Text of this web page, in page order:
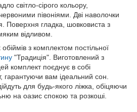
світло-сірого кольору,
півоніями. Дві наволочки
Поверхня гладка, шовковиста з
відливом.
обіймів з комплектом постільної
"Традиція". Виготовлений з
комплект поєднує в собі
гарантуючи вам ідеальний сон.
для будь-якого ліжка, обіцяючи
на оазис спокою та розкоші.